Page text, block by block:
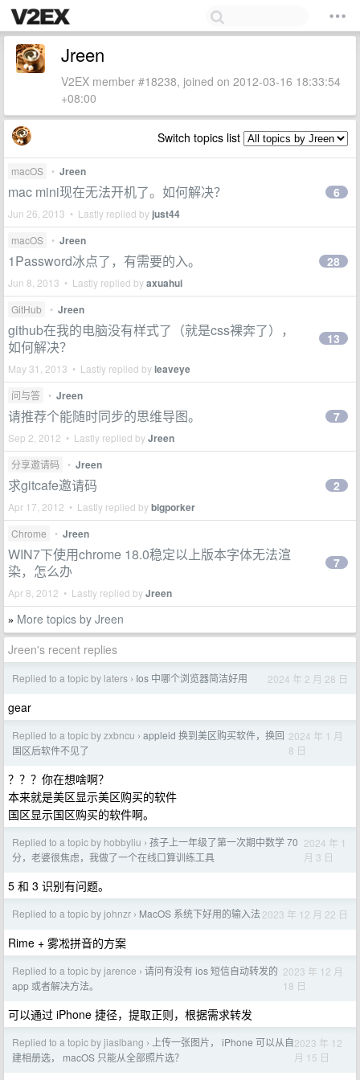
Jreen
V2EX member #18238, joined on 2012-03-16 18:33:54
+08:00
Switch topics list
macOS • Jreen
mac mini现在无法开机了。如何解决？
Jun 26, 2013 • Lastly replied by just44
6
macOS • Jreen
1Password冰点了，有需要的入。
Jun 8, 2013 • Lastly replied byaxuahui
28
GitHub • Jreen
github在我的电脑没有样式了（就是css裸奔了），
如何解决？
May 31, 2013 • Lastly replied byleaveye
13
问与答 • Jreen
请推荐个能随时同步的思维导图。
Sep 2, 2012 • Lastly replied byJreen
7
分享邀请码 • Jreen
求gitcafe邀请码
Apr 17, 2012 • Lastly replied bybigporker
2
Chrome • Jreen
WIN7下使用chrome 18.0稳定以上版本字体无法渲
染，怎么办
Apr 8, 2012 • Lastly replied byJreen
7
» More topics by Jreen
Jreen's recent replies
Replied to a topic by laters › Ios 中哪个浏览器简洁好用 2024 年 2 月 28 日
gear
Replied to a topic by zxbncu › appleid 换到美区购买软件，换回
国区后软件不见了
2024 年 1 月
8 日
？？？你在想啥啊？
本来就是美区显示美区购买的软件
国区显示国区购买的软件啊。
Replied to a topic by hobbyliu › 孩子上一年级了第一次期中数学 70
分，老婆很焦虑，我做了一个在线口算训练工具
2024 年 1
月 3 日
5 和 3 识别有问题。
Replied to a topic by johnzr › MacOS 系统下好用的输入法2023 年 12 月 22 日
Rime + 雾凇拼音的方案
Replied to a topic by jarence › 请问有没有 ios 短信自动转发的
app 或者解决方法。
2023 年 12 月
18 日
可以通过 iPhone 捷径，提取正则，根据需求转发
Replied to a topic by jiaslbang ›
上传一张图片， iPhone 可以从自
建相册选， macOS 只能从全部照片选？
2023 年 12
月 15 日